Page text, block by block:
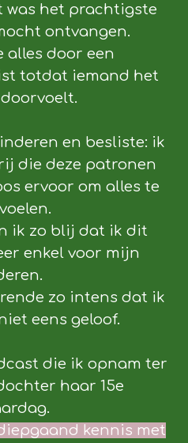
het prachtigste
ontvangen.
alles door een
totdat iemand het
en besliste: ik
die deze patronen
ervoor om alles te
ik zo blij dat ik dit
enkel voor mijn
zo intens dat ik
eens geloof.
die ik opnam ter
haar 15e
kennis met